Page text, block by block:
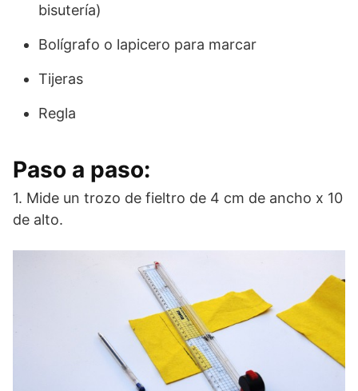
bisutería)
Bolígrafo o lapicero para marcar
Tijeras
Regla
Paso a paso:
1. Mide un trozo de fieltro de 4 cm de ancho x 10
de alto.